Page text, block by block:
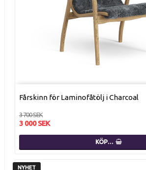
Fårskinn för Laminofåtölj i Charcoal
3 700 SEK
3 000 SEK
KÖP…
NYHET